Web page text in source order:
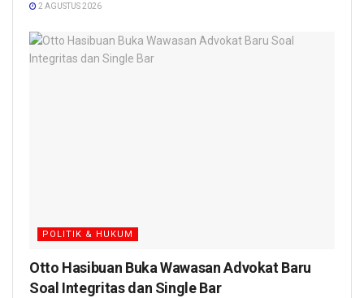
2 AGUSTUS 2026
POLITIK & HUKUM
Otto Hasibuan Buka Wawasan Advokat Baru
Soal Integritas dan Single Bar